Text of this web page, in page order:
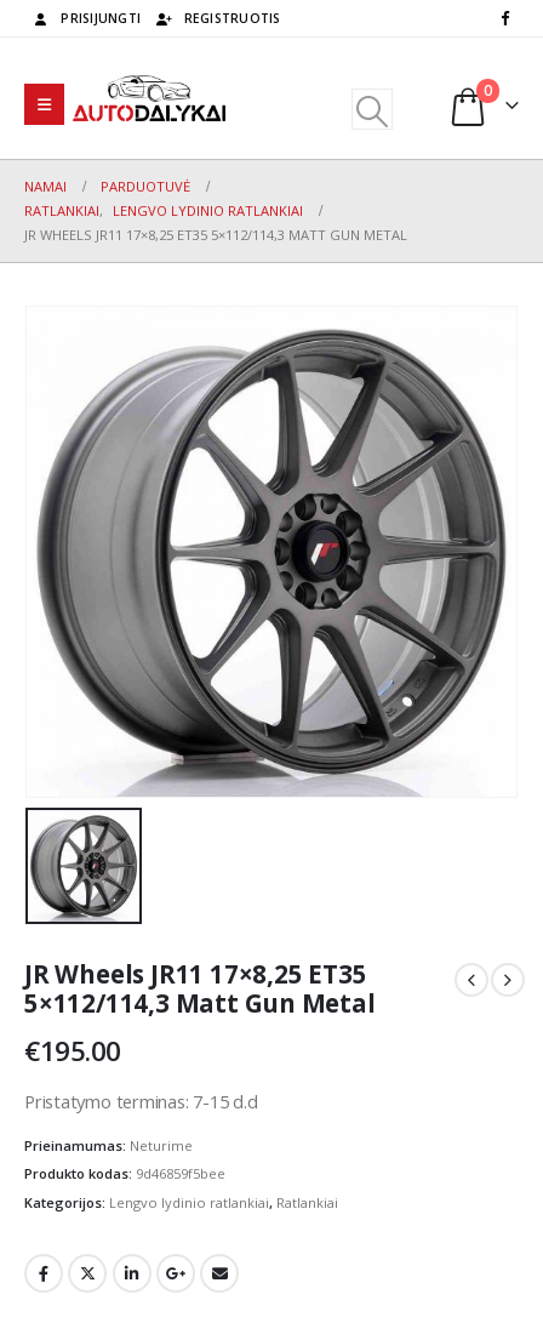
PRISIJUNGTI REGISTRUOTIS
0
NAMAI
PARDUOTUVĖ
RATLANKIAI,
LENGVO LYDINIO RATLANKIAI
JR WHEELS JR11 17×8,25 ET35 5×112/114,3 MATT GUN METAL
JR Wheels JR11 17×8,25 ET35
5×112/114,3 Matt Gun Metal
€195.00
Pristatymo terminas: 7-15 d.d
Prieinamumas: Neturime
Produkto kodas: 9d46859f5bee
Kategorijos: Lengvo lydinio ratlankiai, Ratlankiai